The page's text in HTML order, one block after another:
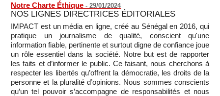
Notre Charte Éthique - 29/01/2024
NOS LIGNES DIRECTRICES ÉDITORIALES
IMPACT est un média en ligne, créé au Sénégal en 2016, qui
pratique un journalisme de qualité, conscient qu'une
information fiable, pertinente et surtout digne de confiance joue
un rôle essentiel dans la société. Notre but est de rapporter
les faits et d’informer le public. Ce faisant, nous cherchons à
respecter les libertés qu’offrent la démocratie, les droits de la
personne et la pluralité d’opinions. Nous sommes conscients
qu’un tel pouvoir s’accompagne de responsabilités et nous